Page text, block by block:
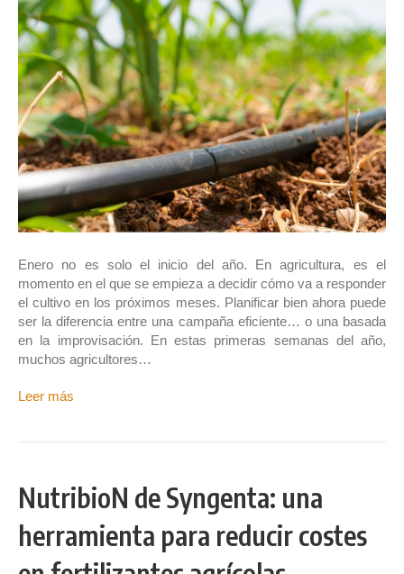
Enero no es solo el inicio del año. En agricultura, es el
momento en el que se empieza a decidir cómo va a responder
el cultivo en los próximos meses. Planificar bien ahora puede
ser la diferencia entre una campaña eficiente… o una basada
en la improvisación. En estas primeras semanas del año,
muchos agricultores…
Leer más
NutribioN de Syngenta: una
herramienta para reducir costes